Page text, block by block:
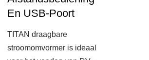
En USB-Poort
TITAN draagbare
stroomomvormer is ideaal